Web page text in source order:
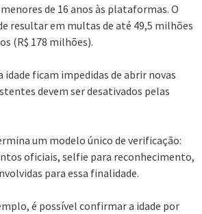
de 16 anos às plataformas. O
resultar em multas de até 49,5 milhões
(R$ 178 milhões).
idade ficam impedidas de abrir novas
devem ser desativados pelas
um modelo único de verificação:
oficiais, selfie para reconhecimento,
para essa finalidade.
é possível confirmar a idade por